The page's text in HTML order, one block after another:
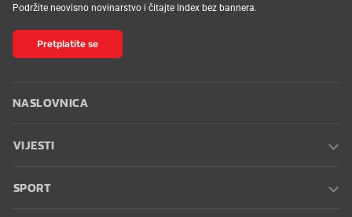
Podržite neovisno novinarstvo i čitajte Index bez bannera.
Pretplatite se
NASLOVNICA
VIJESTI
SPORT